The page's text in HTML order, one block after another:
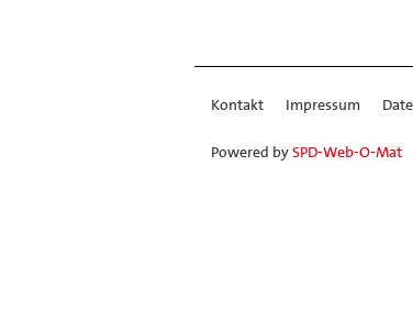
Kontakt Impressum
Powered bySPD-Web-O-Mat